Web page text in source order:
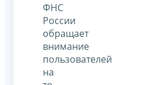
ФНС
России
обращает
внимание
пользователей
на